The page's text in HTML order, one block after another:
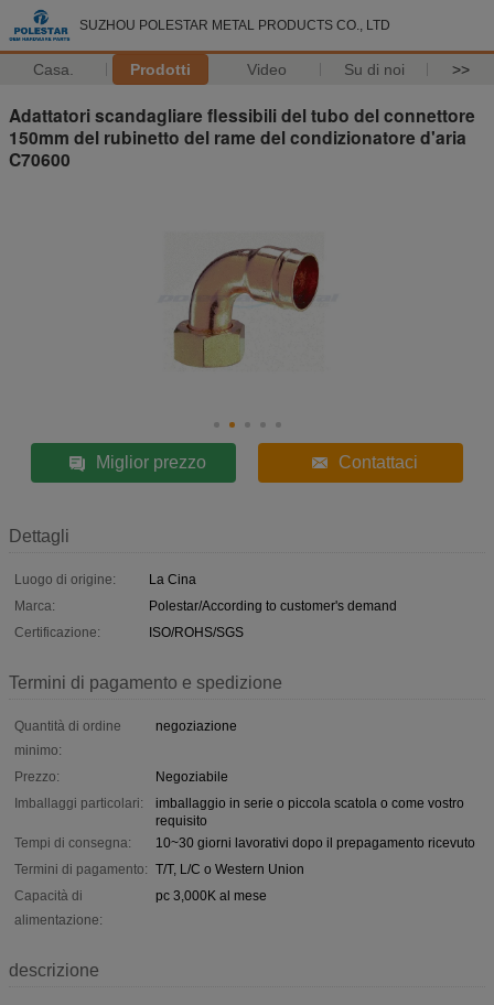
SUZHOU POLESTAR METAL PRODUCTS CO., LTD
Casa. Prodotti Video Su di noi >>
Adattatori scandagliare flessibili del tubo del connettore
150mm del rubinetto del rame del condizionatore d'aria
C70600
Miglior prezzo Contattaci
Dettagli
Luogo di origine:
La Cina
Marca:
Polestar/According to customer's demand
Certificazione:
ISO/ROHS/SGS
Termini di pagamento e spedizione
Quantità di ordine
minimo:
negoziazione
Prezzo:
Negoziabile
Imballaggi particolari:
imballaggio in serie o piccola scatola o come vostro
requisito
Tempi di consegna:
10~30 giorni lavorativi dopo il prepagamento ricevuto
Termini di pagamento: T/T, L/C o Western Union
Capacità di
alimentazione:
pc 3,000K al mese
descrizione